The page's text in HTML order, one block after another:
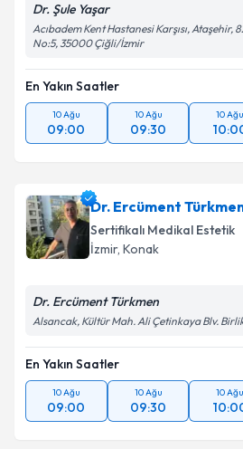
Dr. Şule Yaşar
Acıbadem Kent Hastanesi Karşısı, Ataşehir,
No:5, 35000 Çiğli/İzmir
En Yakın Saatler
10 Ağu
09:00
10 Ağu
09:30
10 Ağu
Dr. Ercüment
Sertifikalı Medikal Estetik
İzmir, Konak
Dr. Ercüment Türkmen
Alsancak, Kültür Mah. Ali Çetinkaya Blv.
En Yakın Saatler
10 Ağu
09:00
10 Ağu
09:30
10 Ağu